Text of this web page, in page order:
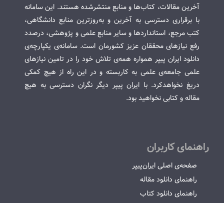
آخرین مقالات، کتاب‌ها و منابع منتشرشده هستند. این سامانه
با برقراری دسترسی به آخرین و به‌روزترین منابع دانشگاهی،
کتب مرجع، استانداردها و سایر منابع علمی و پژوهشی، درصدد
رفع نیازهای محققان عزیز کشورمان است. سامانه‌ی یکپارچه‌ی
دانلود ایران پیپر همواره همه‌ی تلاش خود را در تامین نیازهای
علمی جامعه‌ی علمی به کاربسته و در این راه از هیچ کمکی
دریغ نخواهدکرد. با ایران پیپر دیگر نگران دسترسی به هیچ
مقاله و کتابی نخواهید بود.
راهنمای کاربران
صفحه‌ی اصلی ایران‌پیپر
راهنمای دانلود مقاله
راهنمای دانلود کتاب